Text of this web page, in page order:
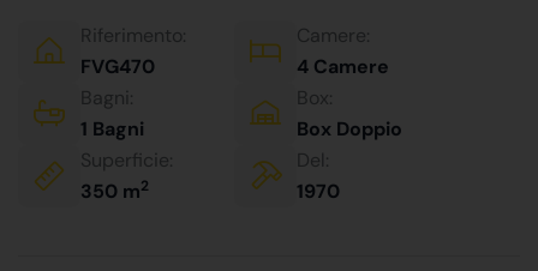
Riferimento:
FVG470
Camere:
4 Camere
Bagni:
1 Bagni
Box:
Box Doppio
Superficie:
350 m2
Del:
1970